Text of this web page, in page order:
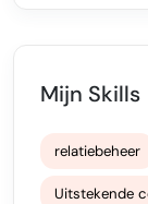
Mijn Skills
relatiebeheer
Uitstekende